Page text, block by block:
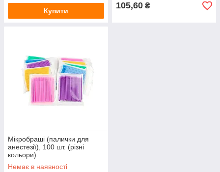
Купити
105,60 ₴
Мікробраші (палички для
анестезії), 100 шт. (різні
кольори)
Немає в наявності